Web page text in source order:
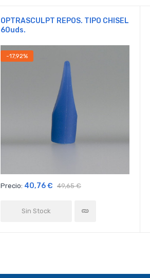
OPTRASCULPT REPOS. TIPO CHISEL
60uds.
-17,92%
Precio: 40,76 € 49,65 €
Sin Stock